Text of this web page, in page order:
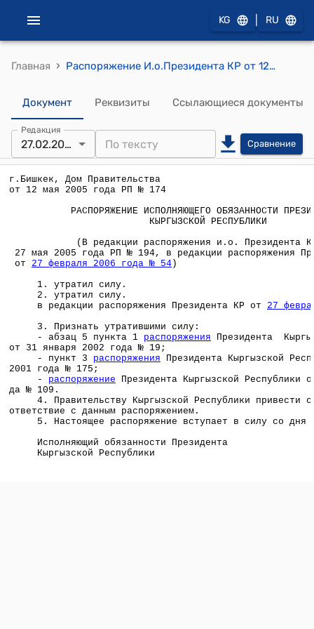
KG RU
Главная › Распоряжение И.о.Президента КР от 12 мая 2005 года № 174 (О возложении исполнения обязанностей управляющего от КР в Исламском банке развития, Европейском банке реконструкции и развития на министра экономического развития, промышленности и торговли Кыргызской Республики)
Документ Реквизиты Ссылающиеся документы
Редакция
27.02.2006 Сравнение